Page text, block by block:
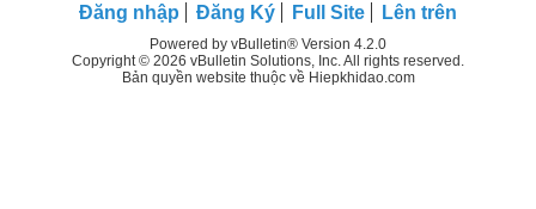
Đăng nhập Đăng Ký Full Site Lên trên
Powered by vBulletin® Version 4.2.0
Copyright © 2026 vBulletin Solutions, Inc. All rights reserved.
Bản quyền website thuộc về Hiepkhidao.com